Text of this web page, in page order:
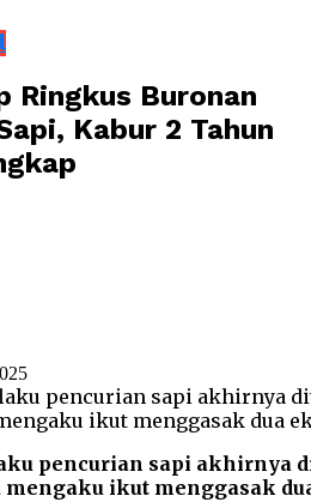
Ringkus Buronan
Kabur 2 Tahun
pencurian sapi akhirnya
mengaku ikut menggasak